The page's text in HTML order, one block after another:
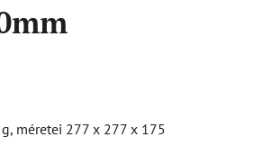
méretei 277 x 277 x 175